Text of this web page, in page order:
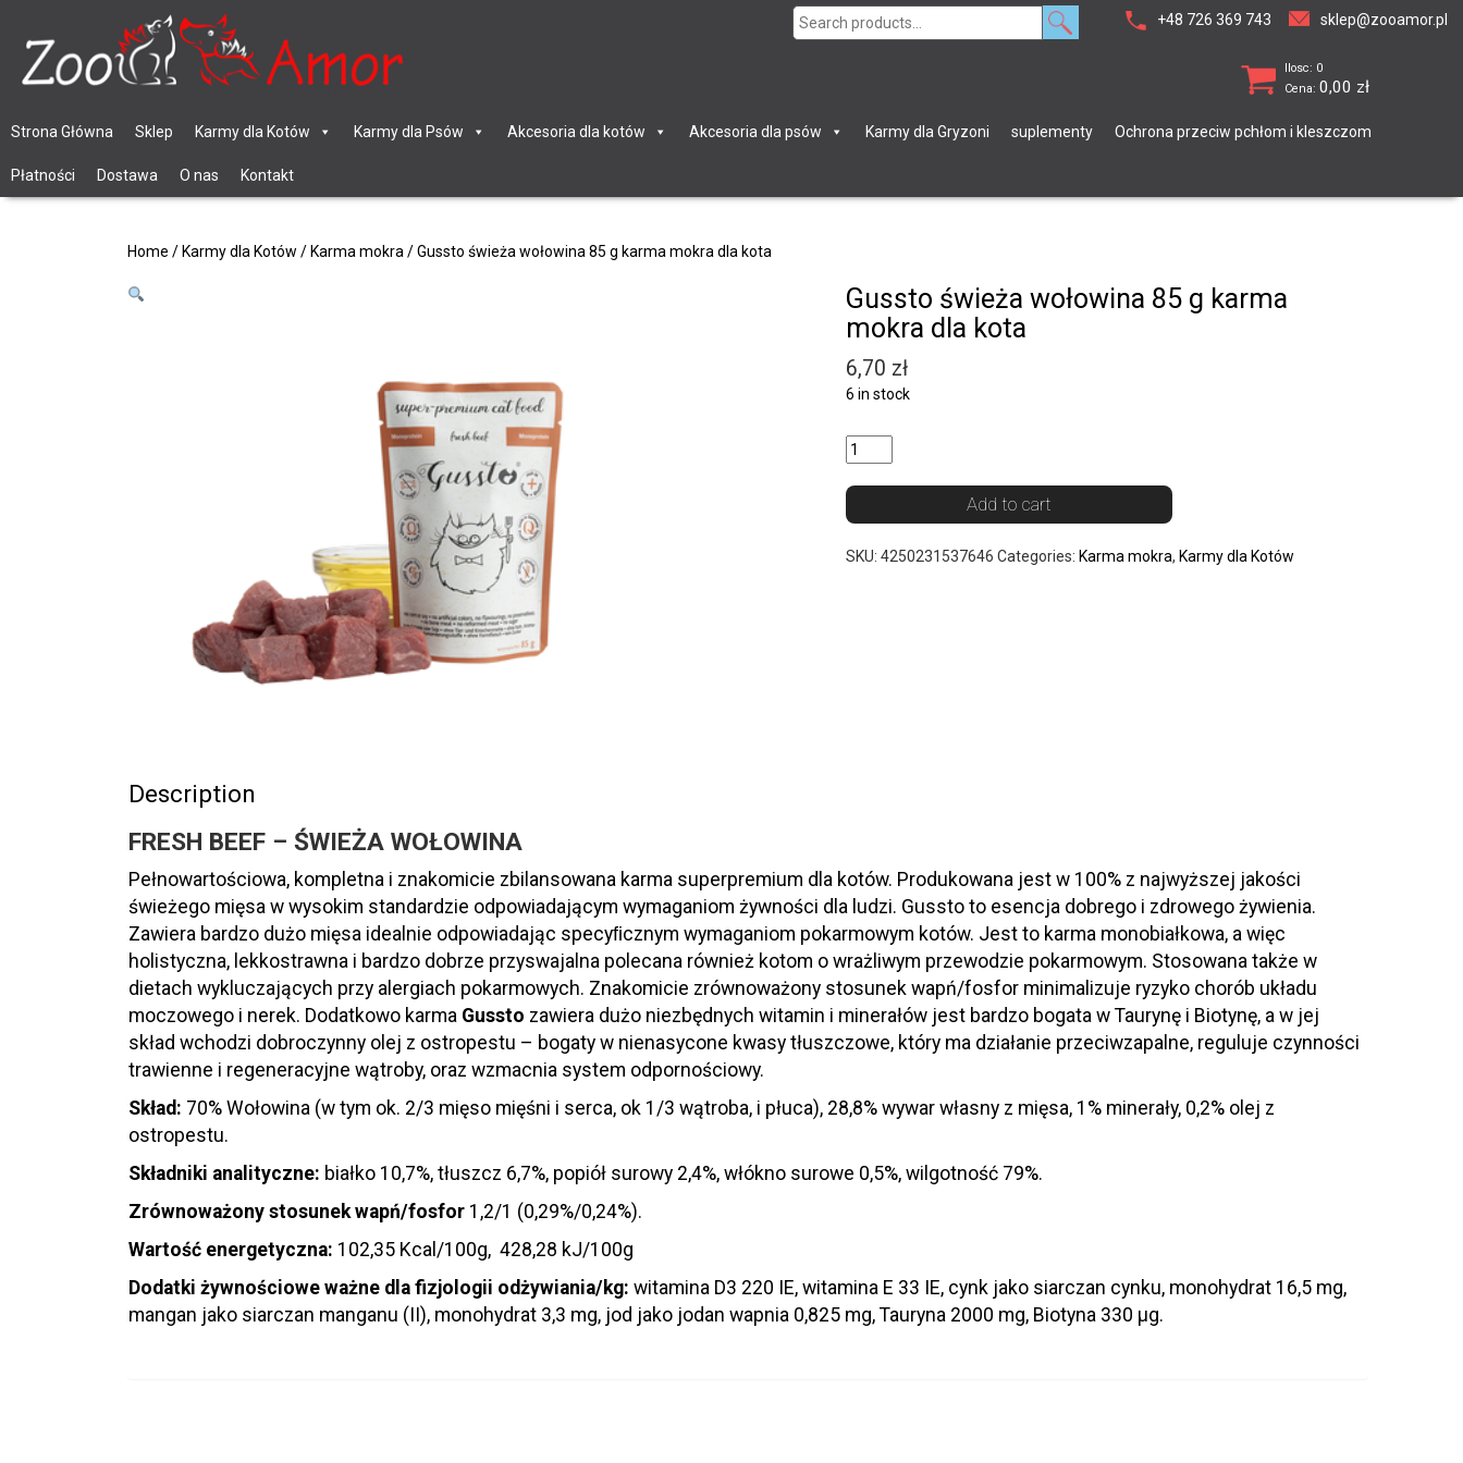
+48 726 369 743 sklep@zooamor.pl
Search
Ilosc: 0
Cena: 0,00 zł
Strona Główna Sklep Karmy dla Kotów Karmy dla Psów Akcesoria dla kotów Akcesoria dla psów Karmy dla Gryzoni suplementy Ochrona przeciw pchłom i kleszczom
Płatności Dostawa O nas Kontakt
Home / Karmy dla Kotów / Karma mokra / Gussto świeża wołowina 85 g karma mokra dla kota
Gussto świeża wołowina 85 g karma
mokra dla kota
6,70 zł
6 in stock
Add to cart
SKU: 4250231537646 Categories: Karma mokra, Karmy dla Kotów
Description
FRESH BEEF – ŚWIEŻA WOŁOWINA
Pełnowartościowa, kompletna i znakomicie zbilansowana karma superpremium dla kotów. Produkowana jest w 100% z najwyższej jakości
świeżego mięsa w wysokim standardzie odpowiadającym wymaganiom żywności dla ludzi. Gussto to esencja dobrego i zdrowego żywienia.
Zawiera bardzo dużo mięsa idealnie odpowiadając specyﬁcznym wymaganiom pokarmowym kotów. Jest to karma monobiałkowa, a więc
holistyczna, lekkostrawna i bardzo dobrze przyswajalna polecana również kotom o wrażliwym przewodzie pokarmowym. Stosowana także w
dietach wykluczających przy alergiach pokarmowych. Znakomicie zrównoważony stosunek wapń/fosfor minimalizuje ryzyko chorób układu
moczowego i nerek. Dodatkowo karma Gussto zawiera dużo niezbędnych witamin i minerałów jest bardzo bogata w Taurynę i Biotynę, a w jej
skład wchodzi dobroczynny olej z ostropestu – bogaty w nienasycone kwasy tłuszczowe, który ma działanie przeciwzapalne, reguluje czynności
trawienne i regeneracyjne wątroby, oraz wzmacnia system odpornościowy.
Skład: 70% Wołowina (w tym ok. 2/3 mięso mięśni i serca, ok 1/3 wątroba, i płuca), 28,8% wywar własny z mięsa, 1% minerały, 0,2% olej z
ostropestu.
Składniki analityczne: białko 10,7%, tłuszcz 6,7%, popiół surowy 2,4%, włókno surowe 0,5%, wilgotność 79%.
Zrównoważony stosunek wapń/fosfor 1,2/1 (0,29%/0,24%).
Wartość energetyczna: 102,35 Kcal/100g, 428,28 kJ/100g
Dodatki żywnościowe ważne dla fizjologii odżywiania/kg: witamina D3 220 IE, witamina E 33 IE, cynk jako siarczan cynku, monohydrat 16,5 mg,
mangan jako siarczan manganu (II), monohydrat 3,3 mg, jod jako jodan wapnia 0,825 mg, Tauryna 2000 mg, Biotyna 330 µg.